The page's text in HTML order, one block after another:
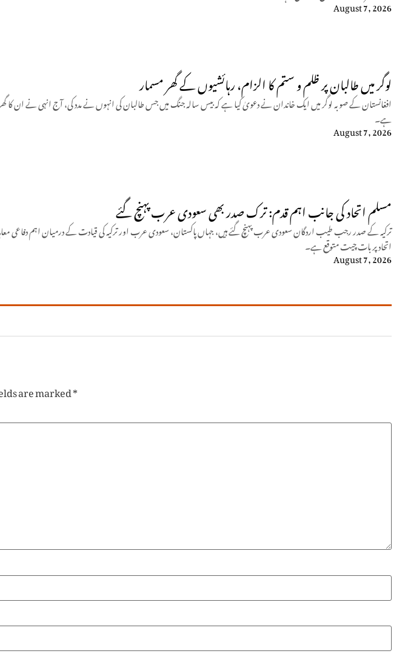
August 7, 2026
لوگر میں طالبان پر ظلم و ستم کا الزام، رہائشیوں کے گھر مسمار
افغانستان کے صوبہ لوگر میں ایک خاندان نے دعویٰ کیا ہے کہ بیس سالہ جنگ میں جس طالبان کی انہوں نے مدد کی، آج انہی نے ان کا گھر
ہے۔
August 7, 2026
مسلم اتحاد کی جانب اہم قدم: ترک صدر بھی سعودی عرب پہنچ گئے
ترکیہ کے صدر رجب طیب اردگان سعودی عرب پہنچ گئے ہیں، جہاں پاکستان، سعودی عرب اور ترکیہ کی قیادت کے درمیان اہم دفاعی
اتحاد پر بات چیت متوقع ہے۔
August 7, 2026
are marked*